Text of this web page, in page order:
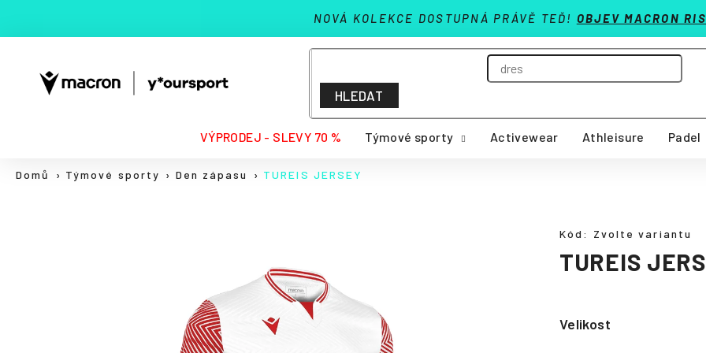
obsah
NOVÁ KOLEKCE DOSTUPNÁ PRÁVĚ TEĎ! OBJEV MACRON
HLEDAT
VÝPRODEJ - SLEVY 70 % Týmové sporty Activewear Athleisure Padel
Domů Týmové sporty Den zápasu TUREIS JERSEY
TUREIS
Velikost
Kód: Zvolte variantu
Zpět
obchodu
Zpět
obchodu